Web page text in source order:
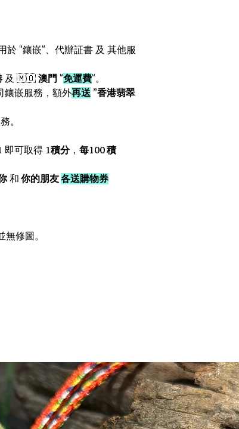
於 "鑲嵌"、代辦証書 及 其他服
及 🇲🇴 澳門 "免運費"。
鑲嵌服務，額外再送 ”香港翡翠
。
即可取得 1積分， 每100 積
和 你的朋友各送購物券
修圖。